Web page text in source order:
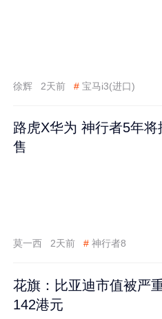
徐辉 2天前 # 宝马i3(进口)
路虎X华为 神行者5年
售
莫一西 2天前 # 神行者8
花旗：比亚迪市值被严
142港元